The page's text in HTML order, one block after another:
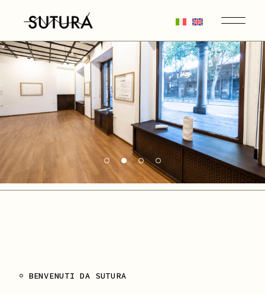
BENVENUTI DA SUTURA